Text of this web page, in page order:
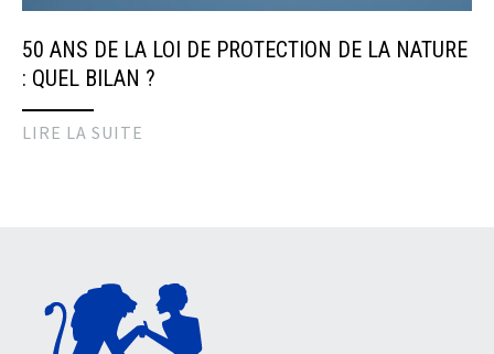
50 ANS DE LA LOI DE PROTECTION DE LA NATURE
: QUEL BILAN ?
LIRE LA SUITE